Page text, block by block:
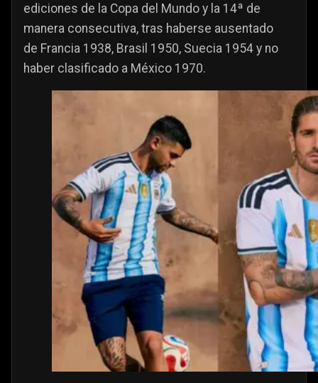
ediciones de la Copa del Mundo y la 14ª de
manera consecutiva, tras haberse ausentado
de Francia 1938, Brasil 1950, Suecia 1954 y no
haber clasificado a México 1970.